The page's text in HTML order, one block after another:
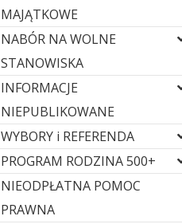
MAJĄTKOWE
NABÓR NA WOLNE
STANOWISKA
INFORMACJE
NIEPUBLIKOWANE
WYBORY i REFERENDA
PROGRAM RODZINA 500+
NIEODPŁATNA POMOC
PRAWNA